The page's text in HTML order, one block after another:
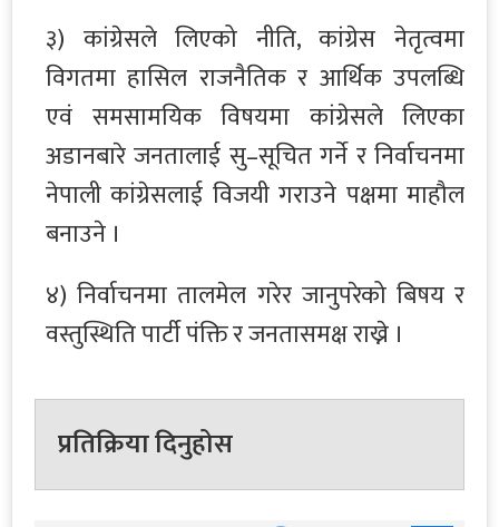
३) कांग्रेसले लिएको नीति, कांग्रेस नेतृत्वमा
विगतमा हासिल राजनैतिक र आर्थिक उपलब्धि
एवं समसामयिक विषयमा कांग्रेसले लिएका
अडानबारे जनतालाई सु–सूचित गर्ने र निर्वाचनमा
नेपाली कांग्रेसलाई विजयी गराउने पक्षमा माहौल
बनाउने ।
४) निर्वाचनमा तालमेल गरेर जानुपरेको बिषय र
वस्तुस्थिति पार्टी पंक्ति र जनतासमक्ष राख्ने ।
प्रतिक्रिया दिनुहोस